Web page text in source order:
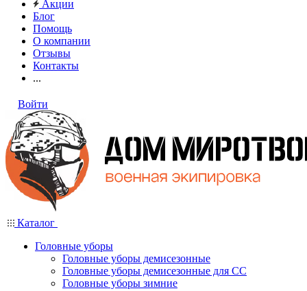
Акции
Блог
Помощь
О компании
Отзывы
Контакты
...
Войти
Каталог
Головные уборы
Головные уборы демисезонные
Головные уборы демисезонные для СС
Головные уборы зимние